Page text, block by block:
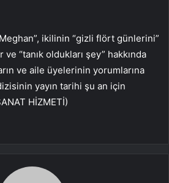
ikilinin “gizli flört günlerini”
“tanık oldukları şey” hakkında
ve aile üyelerinin yorumlarına
yayın tarihi şu an için
HİZMETİ)